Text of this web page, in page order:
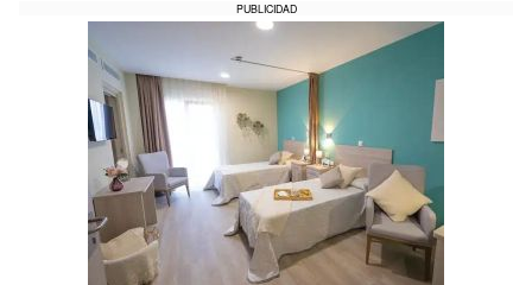
PUBLICIDAD